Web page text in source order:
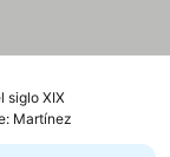
siglo XIX
Martínez